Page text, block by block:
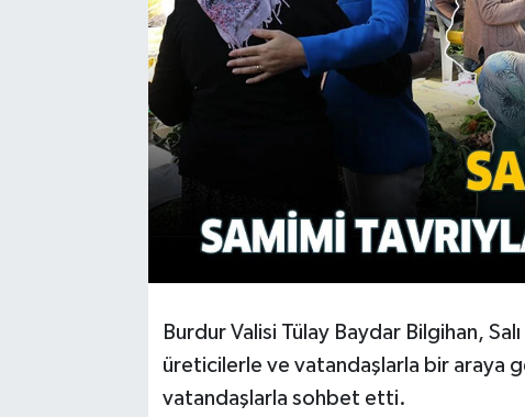
Burdur Valisi Tülay Baydar Bilgihan,
üreticilerle ve vatandaşlarla bir araya
vatandaşlarla sohbet etti.